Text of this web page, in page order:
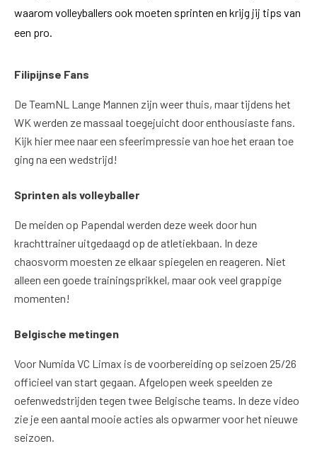
waarom volleyballers ook moeten sprinten en krijg jij tips van
een pro.
Filipijnse Fans
De TeamNL Lange Mannen zijn weer thuis, maar tijdens het
WK werden ze massaal toegejuicht door enthousiaste fans.
Kijk hier mee naar een sfeerimpressie van hoe het eraan toe
ging na een wedstrijd!
Sprinten als volleyballer
De meiden op Papendal werden deze week door hun
krachttrainer uitgedaagd op de atletiekbaan. In deze
chaosvorm moesten ze elkaar spiegelen en reageren. Niet
alleen een goede trainingsprikkel, maar ook veel grappige
momenten!
Belgische metingen
Voor Numida VC Limax is de voorbereiding op seizoen 25/26
officieel van start gegaan. Afgelopen week speelden ze
oefenwedstrijden tegen twee Belgische teams. In deze video
zie je een aantal mooie acties als opwarmer voor het nieuwe
seizoen.